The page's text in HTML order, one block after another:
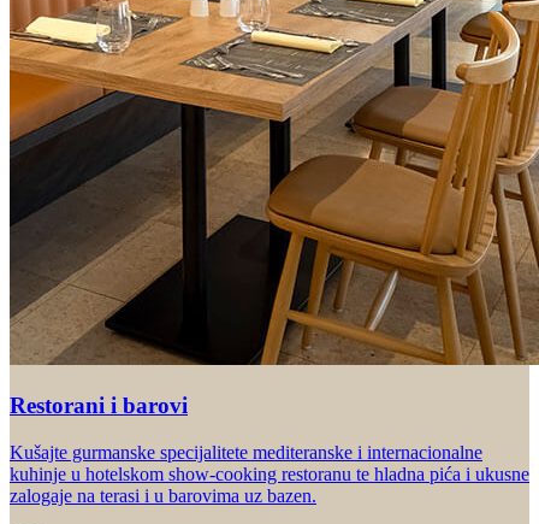
Restorani i barovi
Kušajte gurmanske specijalitete mediteranske i internacionalne
kuhinje u hotelskom show-cooking restoranu te hladna pića i ukusne
zalogaje na terasi i u barovima uz bazen.